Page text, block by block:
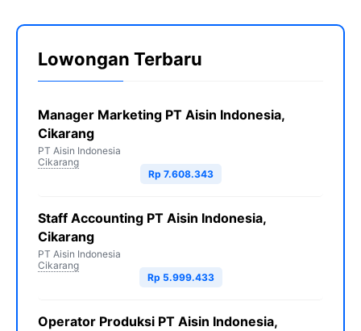
Lowongan Terbaru
Manager Marketing PT Aisin Indonesia,
Cikarang
PT Aisin Indonesia
Cikarang
Rp 7.608.343
Staff Accounting PT Aisin Indonesia,
Cikarang
PT Aisin Indonesia
Cikarang
Rp 5.999.433
Operator Produksi PT Aisin Indonesia,